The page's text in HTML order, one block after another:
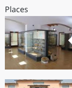
Places